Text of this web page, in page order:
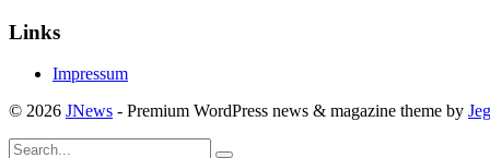
Links
Impressum
© 2026 JNews - Premium WordPress news & magazine theme by